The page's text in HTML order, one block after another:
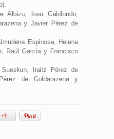
Albizu, Iosu Gabilondo,
y Javier Pérez de
Espinosa, Helena
Raúl García y Francisco
Iraitz Pérez de
de Goldarazena y